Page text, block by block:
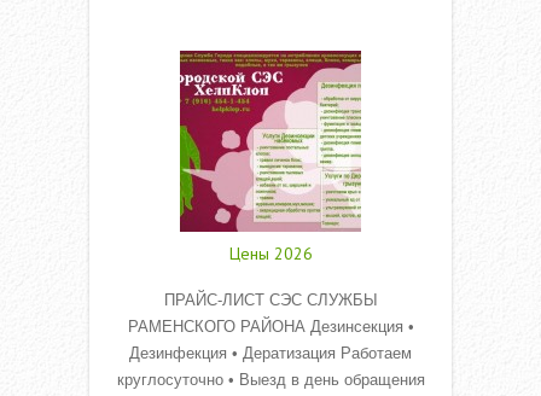
Цены 2026
ПРАЙС-ЛИСТ СЭС СЛУЖБЫ
РАМЕНСКОГО РАЙОНА Дезинсекция •
Дезинфекция • Дератизация Работаем
круглосуточно • Выезд в день обращения